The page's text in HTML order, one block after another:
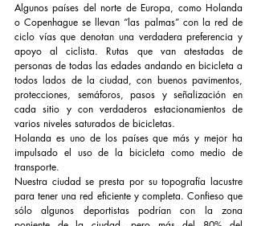
Algunos países del norte de Europa, como Holanda
o Copenhague se llevan “las palmas” con la red de
ciclo vías que denotan una verdadera preferencia y
apoyo al ciclista. Rutas que van atestadas de
personas de todas las edades andando en bicicleta a
todos lados de la ciudad, con buenos pavimentos,
protecciones, semáforos, pasos y señalización en
cada sitio y con verdaderos estacionamientos de
varios niveles saturados de bicicletas.
Holanda es uno de los países que más y mejor ha
impulsado el uso de la bicicleta como medio de
transporte.
Nuestra ciudad se presta por su topografía lacustre
para tener una red eficiente y completa. Confieso que
sólo algunos deportistas podrían con la zona